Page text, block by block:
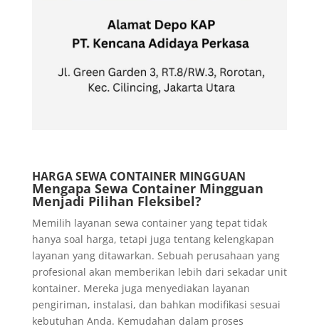
HARGA SEWA CONTAINER MINGGUAN
Mengapa Sewa Container Mingguan
Menjadi Pilihan Fleksibel?
Memilih layanan sewa container yang tepat tidak
hanya soal harga, tetapi juga tentang kelengkapan
layanan yang ditawarkan. Sebuah perusahaan yang
profesional akan memberikan lebih dari sekadar unit
kontainer. Mereka juga menyediakan layanan
pengiriman, instalasi, dan bahkan modifikasi sesuai
kebutuhan Anda. Kemudahan dalam proses